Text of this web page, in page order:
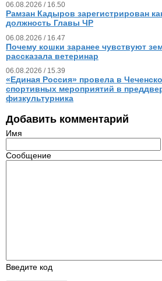
06.08.2026 / 16.50
Рамзан Кадыров зарегистрирован
должность Главы ЧР
06.08.2026 / 16.47
Почему кошки заранее чувствуют
рассказала ветеринар
06.08.2026 / 15.39
«Единая Россия» провела в
спортивных мероприятий в
физкультурника
Добавить комментарий
Имя
Сообщение
Введите код